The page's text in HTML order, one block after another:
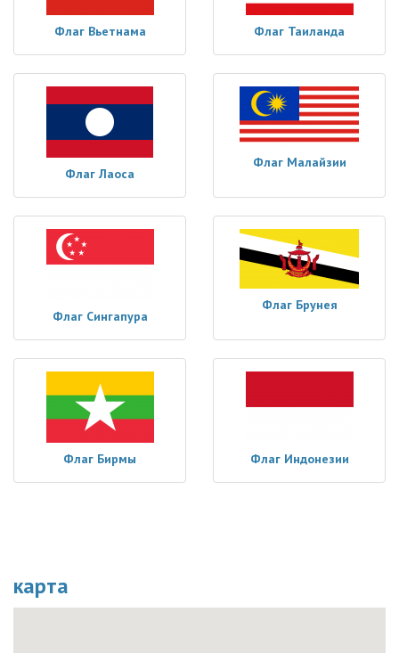
Флаг Вьетнама Флаг Таиланда
Флаг Лаоса
Флаг Малайзии
Флаг Сингапура
Флаг Брунея
Флаг Бирмы Флаг Индонезии
карта